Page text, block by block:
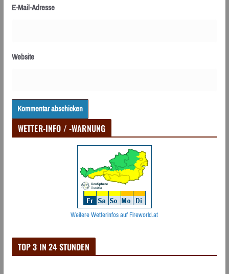
E-Mail-Adresse
Website
WETTER-INFO / -WARNUNG
Weitere Wetterinfos auf Fireworld.at
TOP 3 IN 24 STUNDEN